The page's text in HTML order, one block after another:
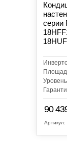
серии
90
Артикул: